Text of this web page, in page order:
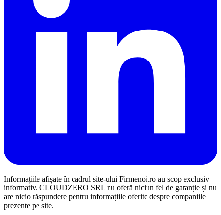
Informațiile afișate în cadrul site-ului Firmenoi.ro au scop exclusiv
informativ. CLOUDZERO SRL nu oferă niciun fel de garanție și nu
are nicio răspundere pentru informațiile oferite despre companiile
prezente pe site.